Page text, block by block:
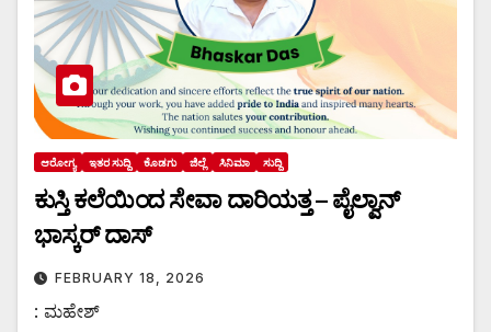
ಆರೋಗ್ಯ ಇತರ ಸುದ್ದಿ ಕೊಡಗು ಜಿಲ್ಲೆ ಸಿನಿಮಾ ಸುದ್ದಿ
ಕುಸ್ತಿ ಕಲೆಯಿಂದ ಸೇವಾ ದಾರಿಯತ್ತ – ಪೈಲ್ವಾನ್
ಭಾಸ್ಕರ್ ದಾಸ್
FEBRUARY 18, 2026
: ಮಹೇಶ್